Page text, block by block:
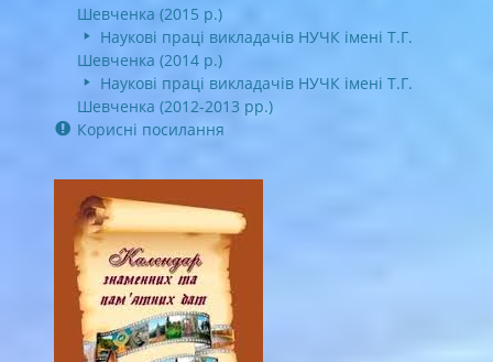
Шевченка (2015 р.)
Наукові праці викладачів НУЧК імені Т.Г.
Шевченка (2014 р.)
Наукові праці викладачів НУЧК імені Т.Г.
Шевченка (2012-2013 рр.)
Корисні посилання